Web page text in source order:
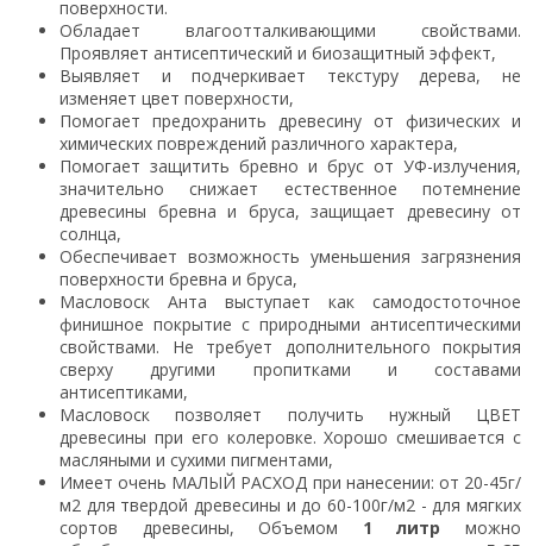
поверхности.
Обладает влагоотталкивающими свойствами.
Проявляет антисептический и биозащитный эффект,
Выявляет и подчеркивает текстуру дерева, не
изменяет цвет поверхности,
Помогает предохранить древесину от физических и
химических повреждений различного характера,
Помогает защитить бревно и брус от УФ-излучения,
значительно снижает естественное потемнение
древесины бревна и бруса, защищает древесину от
солнца,
Обеспечивает возможность уменьшения загрязнения
поверхности бревна и бруса,
Масловоск Анта выступает как самодостоточное
финишное покрытие с природными антисептическими
свойствами. Не требует дополнительного покрытия
сверху другими пропитками и составами
антисептиками,
Масловоск позволяет получить нужный ЦВЕТ
древесины при его колеровке. Хорошо смешивается с
масляными и сухими пигментами,
Имеет очень МАЛЫЙ РАСХОД при нанесении: от 20-45г/
м2 для твердой древесины и до 60-100г/м2 - для мягких
сортов древесины, Объемом 1 литр можно